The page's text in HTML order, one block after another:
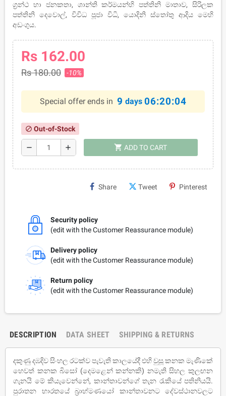
ග්‍රන්ථ හා ජනකතා, ශාන්ති කර්මයන්හි පත්තිනි මාතාව, සිරිලක
පත්තිනි දෙවොල්, විවිධ පූජා විධි, යොදිනි ස්තෝතු ආදිය මෙහි
අඩංගුය.
Rs 162.00
Rs 180.00 -10%
Special offer ends in 9 days 06:20:04
block Out-of-Stock
remove add shopping_cart ADD TO CART
Share Tweet Pinterest
Security policy
(edit with the Customer Reassurance module)
Delivery policy
(edit with the Customer Reassurance module)
Return policy
(edit with the Customer Reassurance module)
DESCRIPTION DATA SHEET SHIPPING & RETURNS
දකුණු දඹදිව සිංහල රටක්ව පැවැති කාලයේදී එහි වුසූ කනක මැණිකේ
හෙවත් කනක බිසෝ (දෙමළෙන් කන්නකි) නමැති සිහල කුලඟන
ගැනයි මේ කියැවෙන්නේ, කාන්තාවන්ගේ තැන රැකියේ පතිනියයි.
පුරාතන භාරතයේ බ්‍රාහ්මණයෝ කාන්තාවනට දේවස්ථානවලට